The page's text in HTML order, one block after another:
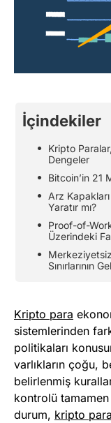
İçindekiler
Kripto
Dengeler
Bitcoin’in 21
Arz
Yaratır mı?
Proof-of-
Üzerindeki
Sınırlarının
Kripto para
sistemlerinden
politikaları
varlıkların çoğu,
belirlenmiş
kontrolü
durum, kripto